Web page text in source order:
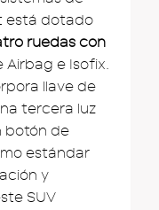
está dotado
ruedas con
Airbag e Isofix.
llave de
tercera luz
botón de
estándar
y
SUV